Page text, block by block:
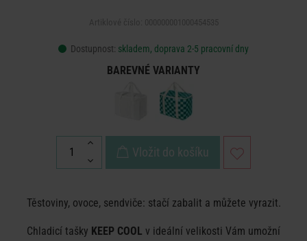
Dostupnost: skladem, doprava 2-5 pracovní dny
BAREVNÉ VARIANTY
Vložit do košíku
Těstoviny, ovoce, sendviče: stačí zabalit a můžete vyrazit.
Chladicí tašky KEEP COOL v ideální velikosti Vám umožní